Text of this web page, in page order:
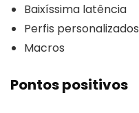
Baixíssima latência
Perfis personalizados
Macros
Pontos positivos